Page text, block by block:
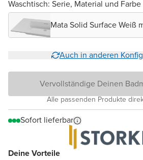
Deine Vorteile
Waschtisch: Serie, Material und Farbe
Mata Solid Surface Weiß
Auch in anderen
Vervollständige Deinen
Alle passenden Produkte
Sofort lieferbar